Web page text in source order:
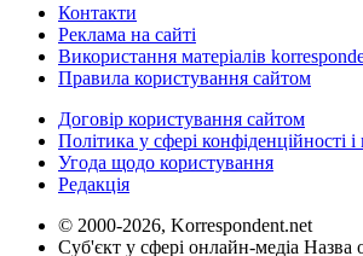
Контакти
Реклама на сайті
Використання матеріалів
Правила користування сайтом
Договір користування сайтом
Політика у сфері конфіденційності
Угода щодо користування
Редакція
© 2000-2026, Korrespondent.net
Суб'єкт у сфері онлайн-медіа Назва